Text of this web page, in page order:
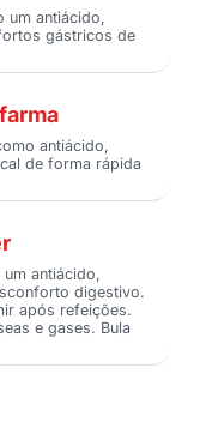
um antiácido,
gástricos de
antiácido,
de forma rápida
antiácido,
digestivo.
após refeições.
e gases. Bula